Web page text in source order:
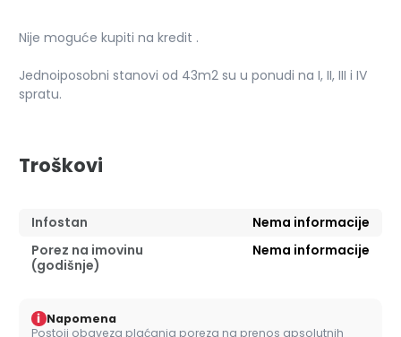
Nije moguće kupiti na kredit .
Jednoiposobni stanovi od 43m2 su u ponudi na I, II, III i IV
spratu.
Troškovi
Infostan
Nema informacije
Porez na imovinu
(godišnje)
Nema informacije
i Napomena
Postoji obaveza plaćanja poreza na prenos apsolutnih